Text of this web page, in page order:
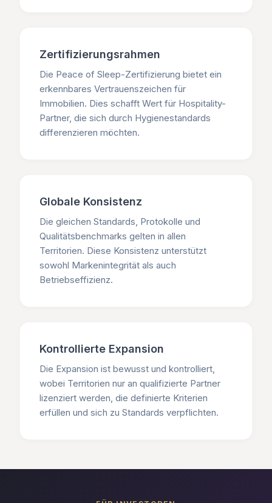
Zertifizierungsrahmen
Die Peace of Sleep-Zertifizierung bietet ein
erkennbares Vertrauenszeichen für
Immobilien. Dies schafft Wert für Hospitality-
Partner, die sich durch Hygienestandards
differenzieren möchten.
Globale Konsistenz
Die gleichen Standards, Protokolle und
Qualitätsbenchmarks gelten in allen
Territorien. Diese Konsistenz unterstützt
sowohl Markenintegrität als auch
Betriebseffizienz.
Kontrollierte Expansion
Die Expansion ist bewusst und kontrolliert,
wobei Territorien nur an qualifizierte Partner
lizenziert werden, die definierte Kriterien
erfüllen und sich zu Standards verpflichten.